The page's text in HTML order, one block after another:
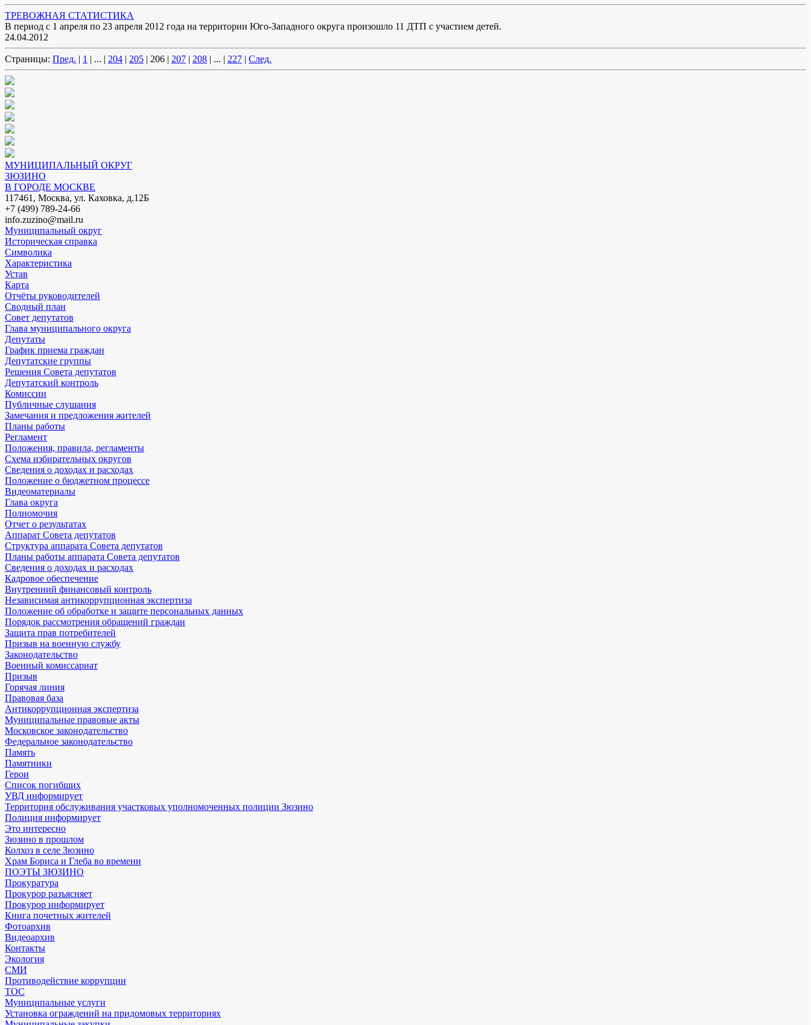
ТРЕВОЖНАЯ СТАТИСТИКА
В период с 1 апреля по 23 апреля 2012 года на территории Юго-Западного округа произошло 11 ДТП с участием детей.
24.04.2012
Страницы: Пред. | 1 | ... | 204 | 205 | 206 | 207 | 208 | ... | 227 | След.
МУНИЦИПАЛЬНЫЙ ОКРУГ
ЗЮЗИНО
В ГОРОДЕ МОСКВЕ
117461, Москва, ул. Каховка, д.12Б
+7 (499) 789-24-66
info.zuzino@mail.ru
Муниципальный округ
Историческая справка
Символика
Характеристика
Устав
Карта
Отчёты руководителей
Сводный план
Совет депутатов
Глава муниципального округа
Депутаты
График приема граждан
Депутатские группы
Решения Совета депутатов
Депутатский контроль
Комиссии
Публичные слушания
Замечания и предложения жителей
Планы работы
Регламент
Положения, правила, регламенты
Схема избирательных округов
Сведения о доходах и расходах
Положение о бюджетном процессе
Видеоматериалы
Глава округа
Полномочия
Отчет о результатах
Аппарат Совета депутатов
Структура аппарата Совета депутатов
Планы работы аппарата Совета депутатов
Сведения о доходах и расходах
Кадровое обеспечение
Внутренний финансовый контроль
Независимая антикоррупционная экспертиза
Положение об обработке и защите персональных данных
Порядок рассмотрения обращений граждан
Защита прав потребителей
Призыв на военную службу
Законодательство
Военный комиссариат
Призыв
Горячая линия
Правовая база
Антикоррупционная экспертиза
Муниципальные правовые акты
Московское законодательство
Федеральное законодательство
Память
Памятники
Герои
Список погибших
УВД информирует
Территория обслуживания участковых уполномоченных полиции Зюзино
Полиция информирует
Это интересно
Зюзино в прошлом
Колхоз в селе Зюзино
Храм Бориса и Глеба во времени
ПОЭТЫ ЗЮЗИНО
Прокуратура
Прокурор разъясняет
Прокурор информирует
Книга почетных жителей
Фотоархив
Видеоархив
Контакты
Экология
СМИ
Противодействие коррупции
ТОС
Муниципальные услуги
Установка ограждений на придомовых территориях